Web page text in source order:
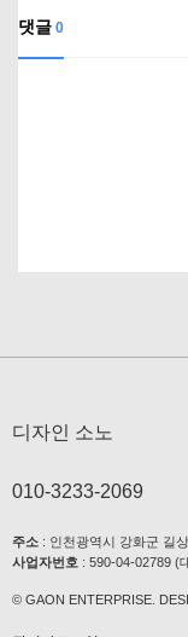
댓글 0
디자인 소노
010-3233-2069
주소 : 인천광역시 강화군 길
사업자번호 : 590-04-02789 (
© GAON ENTERPRISE.